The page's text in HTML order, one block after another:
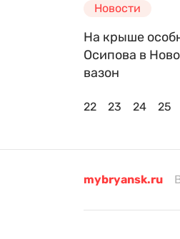
Новости
На крыше
Осипова в
вазон
22 23 24 25
mybryansk.ru